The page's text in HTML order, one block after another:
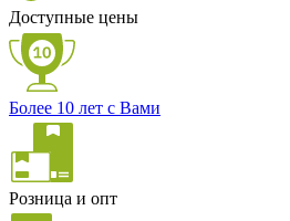
Доступные цены
Более 10 лет с Вами
Розница и опт